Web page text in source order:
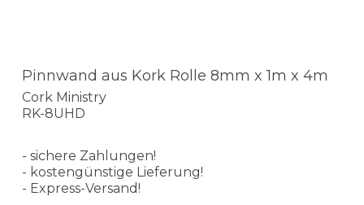
Pinnwand aus Kork Rolle 8mm x 1m x 4m
Cork Ministry
RK-8UHD
- sichere Zahlungen!
- kostengünstige Lieferung!
- Express-Versand!